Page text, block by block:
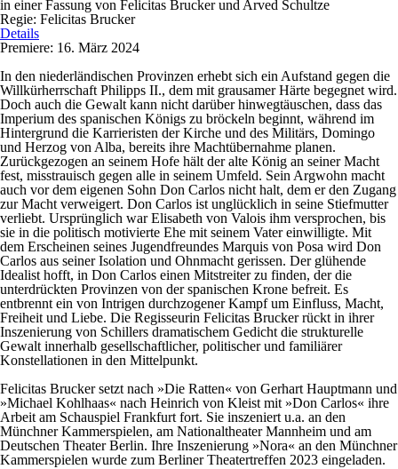
in einer Fassung von Felicitas Brucker und Arved Schultze
Regie: Felicitas Brucker
Details
Premiere: 16. März 2024
In den niederländischen Provinzen erhebt sich ein Aufstand gegen die
Willkürherrschaft Philipps II., dem mit grausamer Härte begegnet wird.
Doch auch die Gewalt kann nicht darüber hinwegtäuschen, dass das
Imperium des spanischen Königs zu bröckeln beginnt, während im
Hintergrund die Karrieristen der Kirche und des Militärs, Domingo
und Herzog von Alba, bereits ihre Machtübernahme planen.
Zurückgezogen an seinem Hofe hält der alte König an seiner Macht
fest, misstrauisch gegen alle in seinem Umfeld. Sein Argwohn macht
auch vor dem eigenen Sohn Don Carlos nicht halt, dem er den Zugang
zur Macht verweigert. Don Carlos ist unglücklich in seine Stiefmutter
verliebt. Ursprünglich war Elisabeth von Valois ihm versprochen, bis
sie in die politisch motivierte Ehe mit seinem Vater einwilligte. Mit
dem Erscheinen seines Jugendfreundes Marquis von Posa wird Don
Carlos aus seiner Isolation und Ohnmacht gerissen. Der glühende
Idealist hofft, in Don Carlos einen Mitstreiter zu finden, der die
unterdrückten Provinzen von der spanischen Krone befreit. Es
entbrennt ein von Intrigen durchzogener Kampf um Einfluss, Macht,
Freiheit und Liebe. Die Regisseurin Felicitas Brucker rückt in ihrer
Inszenierung von Schillers dramatischem Gedicht die strukturelle
Gewalt innerhalb gesellschaftlicher, politischer und familiärer
Konstellationen in den Mittelpunkt.
Felicitas Brucker setzt nach »Die Ratten« von Gerhart Hauptmann und
»Michael Kohlhaas« nach Heinrich von Kleist mit »Don Carlos« ihre
Arbeit am Schauspiel Frankfurt fort. Sie inszeniert u.a. an den
Münchner Kammerspielen, am Nationaltheater Mannheim und am
Deutschen Theater Berlin. Ihre Inszenierung »Nora« an den Münchner
Kammerspielen wurde zum Berliner Theatertreffen 2023 eingeladen.